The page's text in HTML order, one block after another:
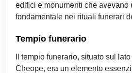
edifici e monumenti che avevano
fondamentale nei rituali funerari
Tempio funerario
Il tempio funerario, situato sul
Cheope, era un elemento